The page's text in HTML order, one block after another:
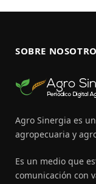
SOBRE
Agro Sinergia es
agropecuaria y
Es un medio que
comunicación con